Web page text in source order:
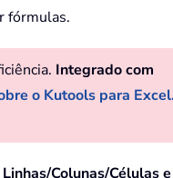
fórmulas.
Integrado com
o Kutools para
Colunas/Células